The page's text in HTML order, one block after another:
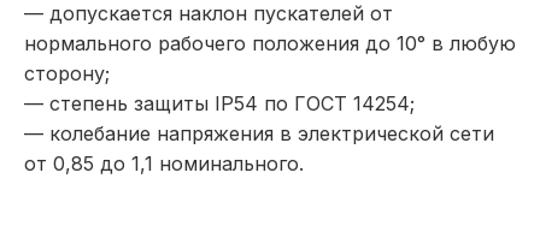
— допускается наклон пускателей от
нормального рабочего положения до 10° в любую
сторону;
— степень защиты IP54 по ГОСТ 14254;
— колебание напряжения в электрической сети
от 0,85 до 1,1 номинального.